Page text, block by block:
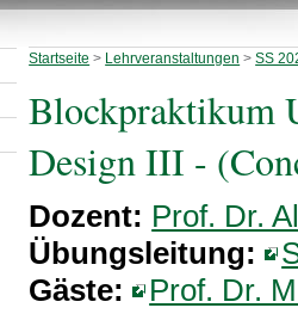
Startseite > Lehrveranstaltungen >SS
Blockpraktikum
Design III -
Dozent: Prof. Dr.
Übungsleitung:
Gäste: Prof. Dr.